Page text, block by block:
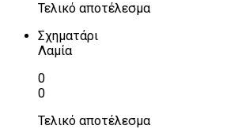
Τελικό αποτέλεσμα
Σχηματάρι
Λαμία
0
0
Τελικό αποτέλεσμα